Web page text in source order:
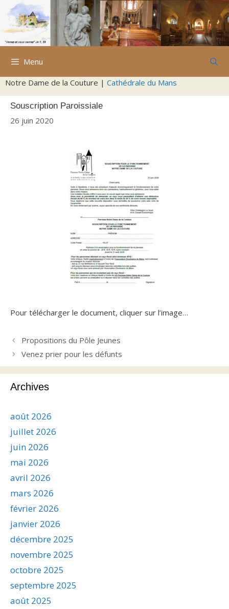
Aller
contenu
Menu
Notre Dame de la Couture | Cathédrale du Mans
Souscription Paroissiale
26 juin 2020
Pour télécharger le document, cliquer sur l’image…
Propositions du Pôle Jeunes
Venez prier pour les défunts
Archives
août 2026
juillet 2026
juin 2026
mai 2026
avril 2026
mars 2026
février 2026
janvier 2026
décembre 2025
novembre 2025
octobre 2025
septembre 2025
août 2025